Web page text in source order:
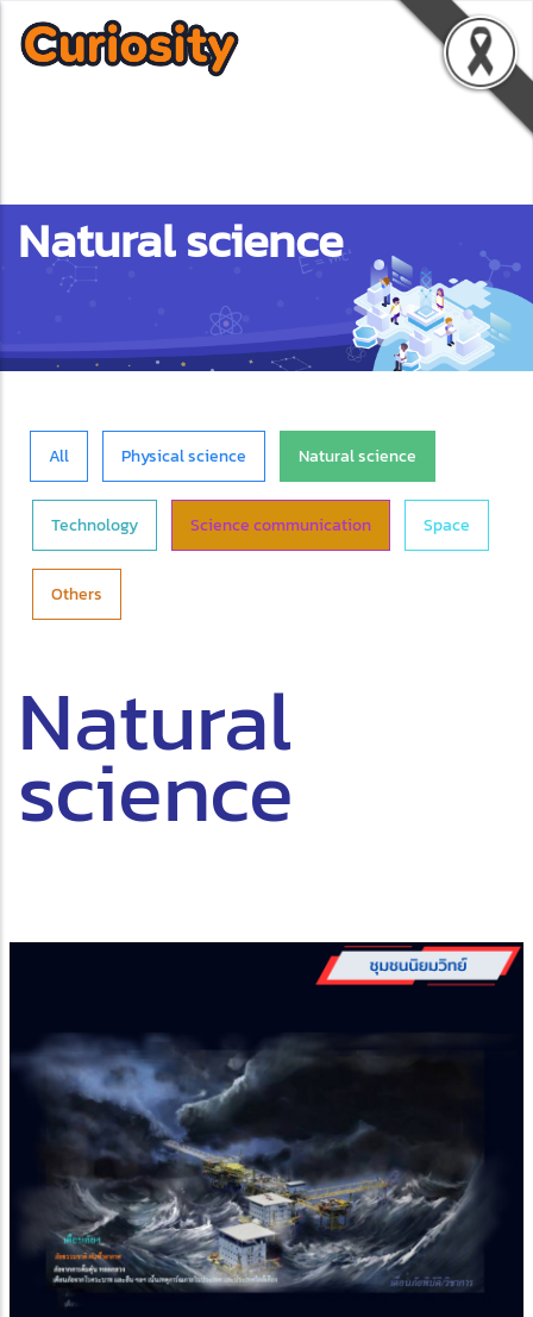
Natural science
All Physical science Natural science
Technology Science communication Space
Others
Natural
science